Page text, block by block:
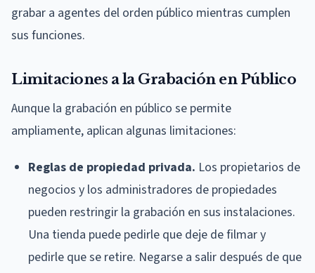
grabar a agentes del orden público mientras cumplen
sus funciones.
Limitaciones a la Grabación en Público
Aunque la grabación en público se permite
ampliamente, aplican algunas limitaciones:
Reglas de propiedad privada. Los propietarios de
negocios y los administradores de propiedades
pueden restringir la grabación en sus instalaciones.
Una tienda puede pedirle que deje de filmar y
pedirle que se retire. Negarse a salir después de que